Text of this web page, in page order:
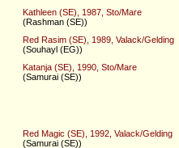
Kathleen (SE), 1987, Sto/Mare
(Rashman (SE))
Red Rasim (SE), 1989, Valack/Gelding
(Souhayl (EG))
Katanja (SE), 1990, Sto/Mare
(Samurai (SE))
Red Magic (SE), 1992, Valack/Gelding
(Samurai (SE))